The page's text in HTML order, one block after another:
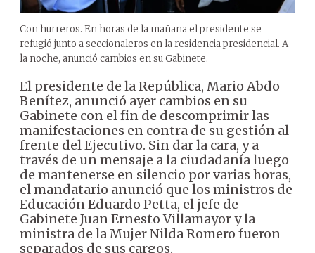
Con hurreros. En horas de la mañana el presidente se
refugió junto a seccionaleros en la residencia presidencial. A
la noche, anunció cambios en su Gabinete.
El presidente de la República, Mario Abdo
Benítez, anunció ayer cambios en su
Gabinete con el fin de descomprimir las
manifestaciones en contra de su gestión al
frente del Ejecutivo. Sin dar la cara, y a
través de un mensaje a la ciudadanía luego
de mantenerse en silencio por varias horas,
el mandatario anunció que los ministros de
Educación Eduardo Petta, el jefe de
Gabinete Juan Ernesto Villamayor y la
ministra de la Mujer Nilda Romero fueron
separados de sus cargos.